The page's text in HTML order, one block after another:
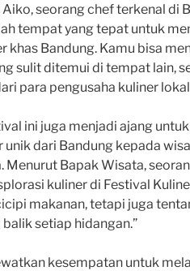
seorang chef terkenal di
tempat yang tepat untuk
khas Bandung. Kamu bisa
sulit ditemui di tempat lain,
para pengusaha kuliner
ini juga menjadi ajang
unik dari Bandung kepada
Menurut Bapak Wisata,
kuliner di Festival
makanan, tetapi juga
setiap hidangan.”
kesempatan untuk